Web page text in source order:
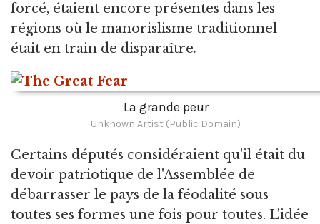
forcé, étaient encore présentes dans les
régions où le manorislisme traditionnel
était en train de disparaître.
La grande peur
Unknown Artist (Public Domain)
Certains députés considéraient qu'il était du
devoir patriotique de l'Assemblée de
débarrasser le pays de la féodalité sous
toutes ses formes une fois pour toutes. L'idée